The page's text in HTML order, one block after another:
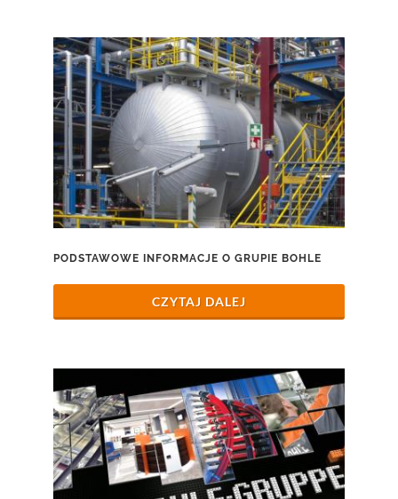
PODSTAWOWE INFORMACJE O GRUPIE BOHLE
CZYTAJ DALEJ